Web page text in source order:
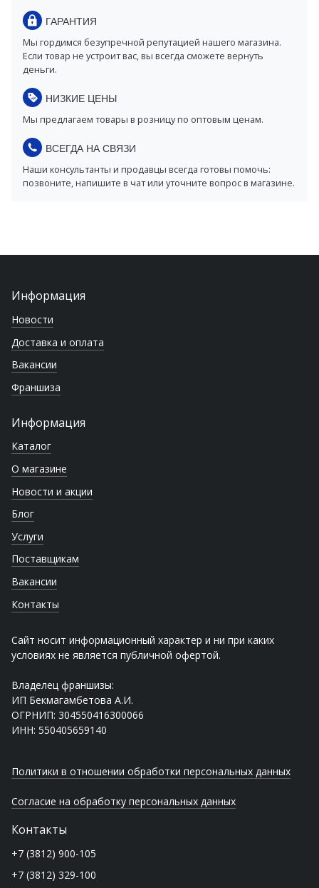
ГАРАНТИЯ
Мы гордимся безупречной репутацией нашего магазина.
Если товар не устроит вас, вы всегда сможете вернуть
деньги.
НИЗКИЕ ЦЕНЫ
Мы предлагаем товары в розницу по оптовым ценам.
ВСЕГДА НА СВЯЗИ
Наши консультанты и продавцы всегда готовы помочь:
позвоните, напишите в чат или уточните вопрос в магазине.
Информация
Новости
Доставка и оплата
Вакансии
Франшиза
Информация
Каталог
О магазине
Новости и акции
Блог
Услуги
Поставщикам
Вакансии
Контакты
Сайт носит информационный характер и ни при каких
условиях не является публичной офертой.
Владелец франшизы:
ИП Бекмагамбетова А.И.
ОГРНИП: 304550416300066
ИНН: 550405659140
Политики в отношении обработки персональных данных
Согласие на обработку персональных данных
Контакты
+7 (3812) 900-105
+7 (3812) 329-100